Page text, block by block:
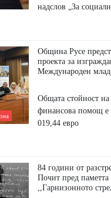
надслов „За
Община Русе
проекта за
Международен
Общата стойност на
финансова помощ е
019,44 евро
84 години от
Почит пред паметта
,,Гарнизонното